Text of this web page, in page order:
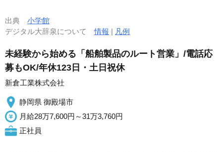
出典 小学館
デジタル大辞泉について情報 | 凡例
未経験から始める「船舶製品のルート営業」/電話応
募もOK/年休123日・土日祝休
新倉工業株式会社
静岡県 御殿場市
月給28万7,600円～31万3,760円
正社員